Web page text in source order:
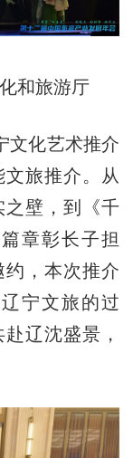
和旅游厅
化艺术推介
旅推介。从
之壁，到《千
章彰长子担
，本次推介
宁文旅的过
辽沈盛景，